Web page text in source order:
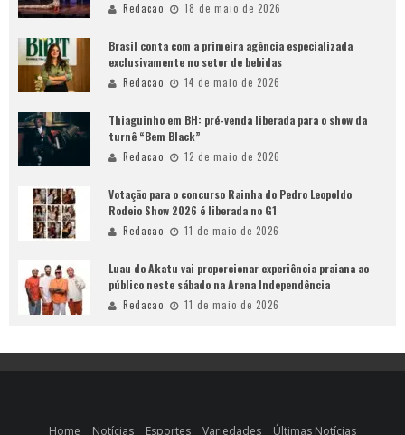
Redacao 18 de maio de 2026
Brasil conta com a primeira agência especializada
exclusivamente no setor de bebidas
Redacao 14 de maio de 2026
Thiaguinho em BH: pré-venda liberada para o show da
turnê “Bem Black”
Redacao 12 de maio de 2026
Votação para o concurso Rainha do Pedro Leopoldo
Rodeio Show 2026 é liberada no G1
Redacao 11 de maio de 2026
Luau do Akatu vai proporcionar experiência praiana ao
público neste sábado na Arena Independência
Redacao 11 de maio de 2026
Home Notícias Esportes Variedades Últimas Notícias